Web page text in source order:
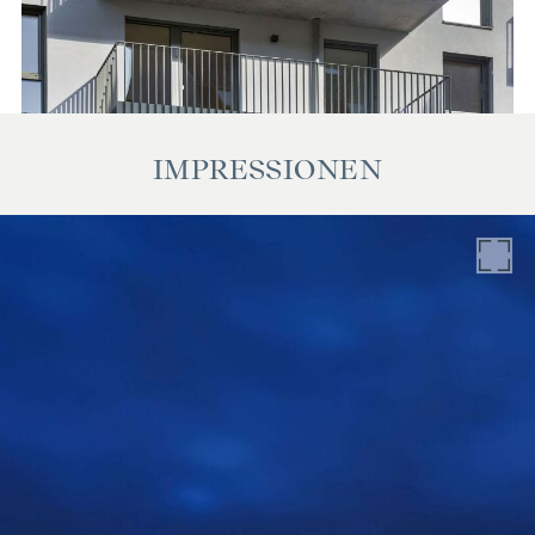
unsererseits ohne Gewähr. Als Vermittlungshonorar gelten
die allgemeinen Geschäftsbedingungen und die Verordnung
für Immobilienmakler des BM für Handel, Gewerbe und
Industrie, BGBL. 297/1996. Für den Fall, dass es
kommt, verrechnen wir Ihnen eine Vermittlungsprovision
wir in einem wirtschaftlichen Naheverhältnis zur Verkäuferin
IMPRESSIONEN